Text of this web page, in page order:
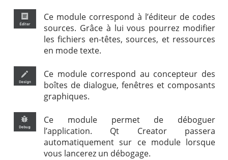
Ce module correspond à l’éditeur de codes
sources. Grâce à lui vous pourrez modifier
les fichiers en-têtes, sources, et ressources
en mode texte.
Ce module correspond au concepteur des
boîtes de dialogue, fenêtres et composants
graphiques.
Ce module permet de déboguer
l’application. Qt Creator passera
automatiquement sur ce module lorsque
vous lancerez un débogage.